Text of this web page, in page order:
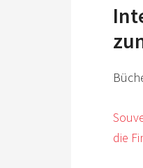
die